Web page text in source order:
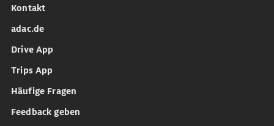
Kontakt
adac.de
Drive App
Trips App
Häufige Fragen
Feedback geben